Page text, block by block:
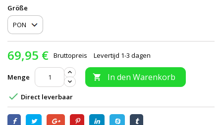
Größe
69,95 € Bruttopreis Levertijd 1-3 dagen
Menge  In den Warenkorb
 Direct leverbaar